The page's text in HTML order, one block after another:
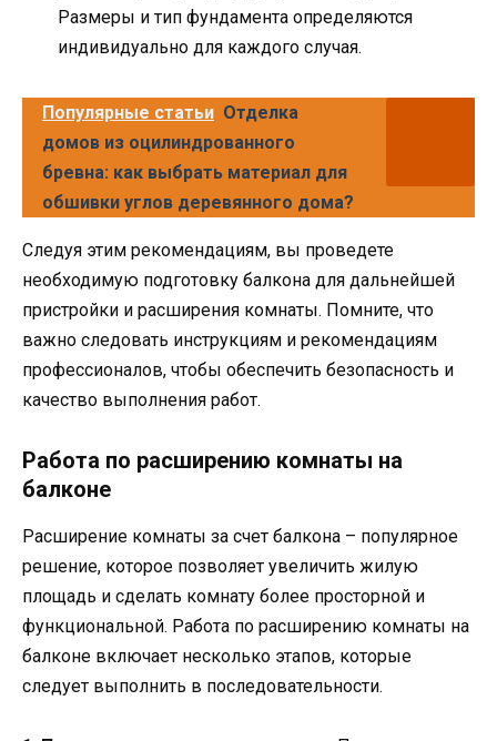
Размеры и тип фундамента определяются
индивидуально для каждого случая.
Популярные статьи Отделка
домов из оцилиндрованного
бревна: как выбрать материал для
обшивки углов деревянного дома?
Следуя этим рекомендациям, вы проведете
необходимую подготовку балкона для дальнейшей
пристройки и расширения комнаты. Помните, что
важно следовать инструкциям и рекомендациям
профессионалов, чтобы обеспечить безопасность и
качество выполнения работ.
Работа по расширению комнаты на
балконе
Расширение комнаты за счет балкона – популярное
решение, которое позволяет увеличить жилую
площадь и сделать комнату более просторной и
функциональной. Работа по расширению комнаты на
балконе включает несколько этапов, которые
следует выполнить в последовательности.